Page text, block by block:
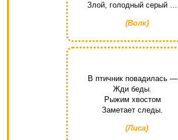
Злой, голодный серый …
(Волк)
В птичник повадилась —
Жди беды.
Рыжим хвостом
Заметает следы.
(Лиса)